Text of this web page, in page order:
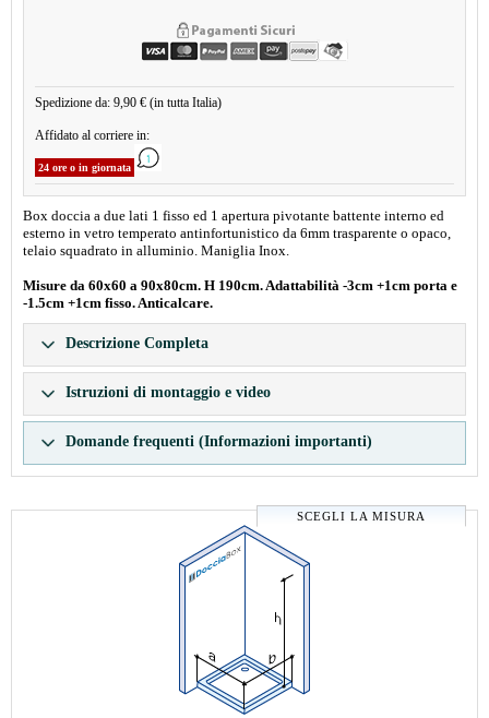
Spedizione da: 9,90 € (in tutta Italia)
Affidato al corriere in:
24 ore o in giornata
Box doccia a due lati 1 fisso ed 1 apertura pivotante battente interno ed
esterno in vetro temperato antinfortunistico da 6mm trasparente o opaco,
telaio squadrato in alluminio. Maniglia Inox.
Misure da 60x60 a 90x80cm. H 190cm. Adattabilità -3cm +1cm porta e
-1.5cm +1cm fisso. Anticalcare.
Descrizione Completa
Istruzioni di montaggio e video
Domande frequenti (Informazioni importanti)
SCEGLI LA MISURA